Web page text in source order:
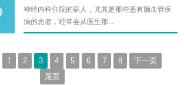
神经内科住院的病人，尤其是那些患有脑血管疾
病的患者，经常会从医生那...
1 2 3 4 5 6 7 8
下一页
尾页